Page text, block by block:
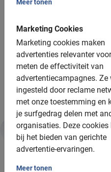
Meer tonen
Marketing Cookies
Marketing cookies maken
advertenties relevanter
meten de effectiviteit van
advertentiecampagnes. Ze
ingesteld door reclame
met onze toestemming en
je surfgedrag delen met
organisaties. Deze cookies
bij het bieden van gerichte
advertentie-ervaringen.
Meer tonen
Gemiddelde
Minimum aantal: 6
Per 15 deelnemers wordt
Bij grotere groepen